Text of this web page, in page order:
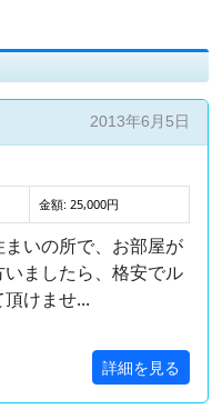
2013年6月5日
金額: 25,000円
いの所で、お部屋が
ましたら、格安でル
けませ...
詳細を見る